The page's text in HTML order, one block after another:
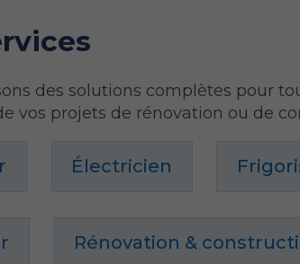
des solutions complètes pour
vos projets de rénovation ou de
Électricien
Rénovation &